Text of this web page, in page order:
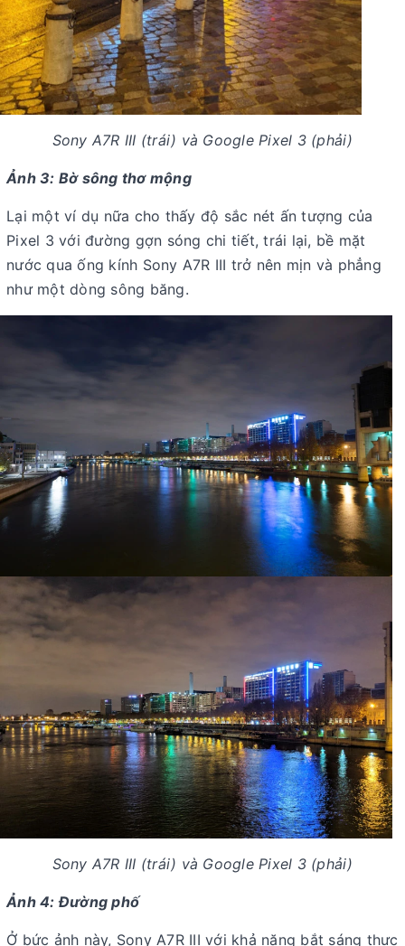
Sony A7R III (trái) và Google Pixel 3 (phải)
Ảnh 3: Bờ sông thơ mộng
Lại một ví dụ nữa cho thấy độ sắc nét ấn tượng của
Pixel 3 với đường gợn sóng chi tiết, trái lại, bề mặt
nước qua ống kính Sony A7R III trở nên mịn và phẳng
như một dòng sông băng.
Sony A7R III (trái) và Google Pixel 3 (phải)
Ảnh 4: Đường phố
Ở bức ảnh này, Sony A7R III với khả năng bắt sáng thực